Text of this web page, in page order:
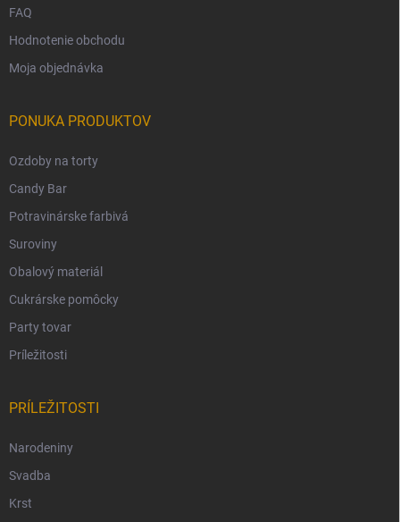
FAQ
Hodnotenie obchodu
Moja objednávka
PONUKA PRODUKTOV
Ozdoby na torty
Candy Bar
Potravinárske farbivá
Suroviny
Obalový materiál
Cukrárske pomôcky
Party tovar
Príležitosti
PRÍLEŽITOSTI
Narodeniny
Svadba
Krst